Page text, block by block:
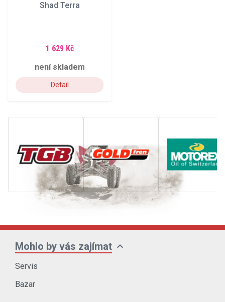
Shad Terra
1 629 Kč
není skladem
Detail
Mohlo by vás zajímat expand_more
Servis
Bazar